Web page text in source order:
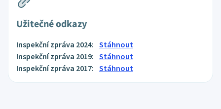
Užitečné odkazy
Inspekční zpráva 2024: Stáhnout
Inspekční zpráva 2019: Stáhnout
Inspekční zpráva 2017: Stáhnout